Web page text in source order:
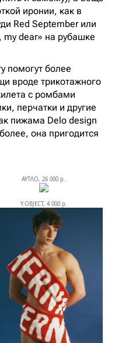
иронии, как в
Red September или
my dear» на рубашке
помогут более
вроде трикотажного
с ромбами
перчатки и другие
пижама Delo design
она пригодится
AYTΛO, 26 000 р.
Y.OBJECT, 4 000 р.